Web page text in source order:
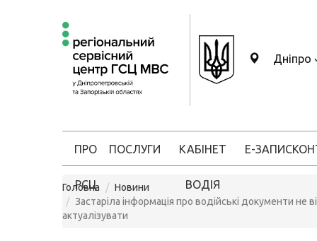
Дніпро
ПРО
РСЦ
ПОСЛУГИ КАБІНЕТ
ВОДІЯ
Е-ЗАПИС
Головна
Новини
Застаріла інформація про водійські документи не
актуалізувати